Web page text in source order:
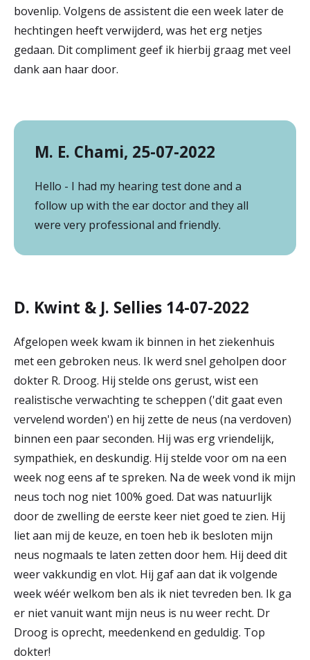
bovenlip. Volgens de assistent die een week later de
hechtingen heeft verwijderd, was het erg netjes
gedaan. Dit compliment geef ik hierbij graag met veel
dank aan haar door.
M. E. Chami, 25-07-2022
Hello - I had my hearing test done and a
follow up with the ear doctor and they all
were very professional and friendly.
D. Kwint & J. Sellies 14-07-2022
Afgelopen week kwam ik binnen in het ziekenhuis
met een gebroken neus. Ik werd snel geholpen door
dokter R. Droog. Hij stelde ons gerust, wist een
realistische verwachting te scheppen ('dit gaat even
vervelend worden') en hij zette de neus (na verdoven)
binnen een paar seconden. Hij was erg vriendelijk,
sympathiek, en deskundig. Hij stelde voor om na een
week nog eens af te spreken. Na de week vond ik mijn
neus toch nog niet 100% goed. Dat was natuurlijk
door de zwelling de eerste keer niet goed te zien. Hij
liet aan mij de keuze, en toen heb ik besloten mijn
neus nogmaals te laten zetten door hem. Hij deed dit
weer vakkundig en vlot. Hij gaf aan dat ik volgende
week wéér welkom ben als ik niet tevreden ben. Ik ga
er niet vanuit want mijn neus is nu weer recht. Dr
Droog is oprecht, meedenkend en geduldig. Top
dokter!